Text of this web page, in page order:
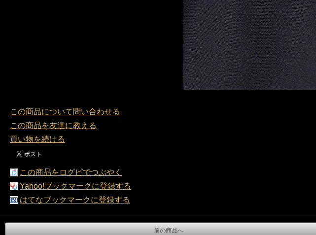
この商品について問い合わせる
この商品を友達に教える
買い物を続ける
この商品をログピでつぶやく
Yahoo!ブックマークに登録する
はてなブックマークに登録する
前の商品へ